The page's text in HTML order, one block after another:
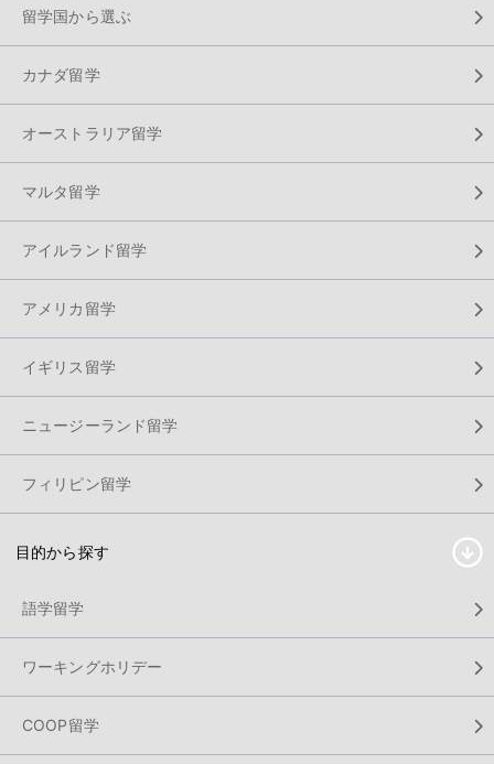
留学国から選ぶ
カナダ留学
オーストラリア留学
マルタ留学
アイルランド留学
アメリカ留学
イギリス留学
ニュージーランド留学
フィリピン留学
目的から探す
語学留学
ワーキングホリデー
COOP留学